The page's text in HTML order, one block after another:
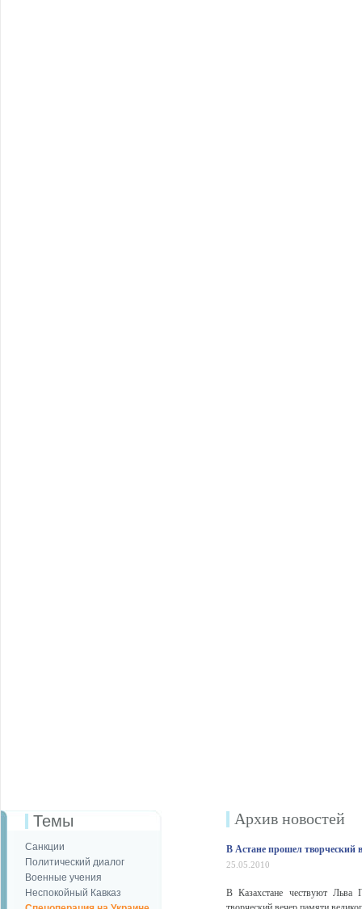
Темы
Санкции
Политический диалог
Военные учения
Неспокойный Кавказ
Архив новостей
В Астане прошел творческий
25.05.2010
В Казахстане чествуют Льва